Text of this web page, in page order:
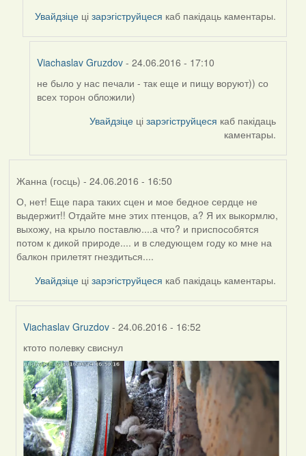
Gruzdov
Увайдзіце цізарэгіструйцеся каб пакідаць каментары.
Viachaslav Gruzdov- 24.06.2016 - 17:10
In
reply
не было у нас печали - так еще и пищу воруют)) со
всех торон обложили)
Увайдзіце цізарэгіструйцеся каб пакідаць
каментары.
Жанна (госць) - 24.06.2016 - 16:50
О, нет! Еще пара таких сцен и мое бедное сердце не
выдержит!! Отдайте мне этих птенцов, а? Я их выкормлю,
выхожу, на крыло поставлю....а что? и приспособятся
потом к дикой природе.... и в следующем году ко мне на
балкон прилетят гнездиться....
Увайдзіце цізарэгіструйцеся каб пакідаць каментары.
Viachaslav Gruzdov - 24.06.2016 - 16:52
In
reply
to
by
Жанна
(госць)
ктото полевку свиснул